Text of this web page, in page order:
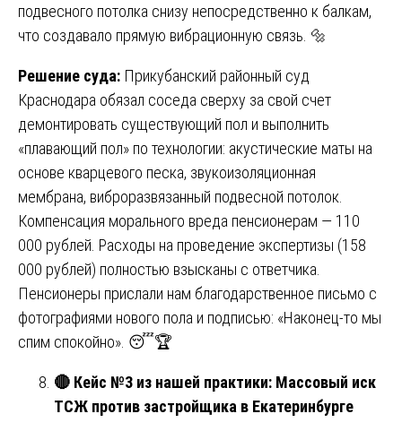
подвесного потолка снизу непосредственно к балкам,
что создавало прямую вибрационную связь. 🔩
Решение суда: Прикубанский районный суд
Краснодара обязал соседа сверху за свой счет
демонтировать существующий пол и выполнить
«плавающий пол» по технологии: акустические маты на
основе кварцевого песка, звукоизоляционная
мембрана, виброразвязанный подвесной потолок.
Компенсация морального вреда пенсионерам — 110
000 рублей. Расходы на проведение экспертизы (158
000 рублей) полностью взысканы с ответчика.
Пенсионеры прислали нам благодарственное письмо с
фотографиями нового пола и подписью: «Наконец-то мы
спим спокойно». 😴🏆
🔴 Кейс №3 из нашей практики: Массовый иск
ТСЖ против застройщика в Екатеринбурге